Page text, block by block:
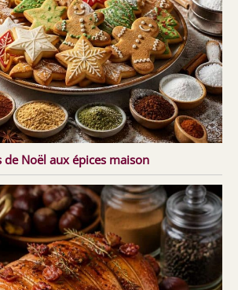
de Noël aux épices maison